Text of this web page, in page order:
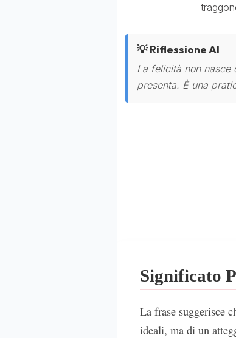
💡 Riflessione AI
La felicità non
presenta. È una
Significato
La frase suggerisce
ideali, ma di un